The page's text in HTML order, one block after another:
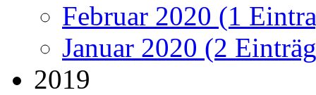
Februar 2020 (1
Januar 2020 (2
2019